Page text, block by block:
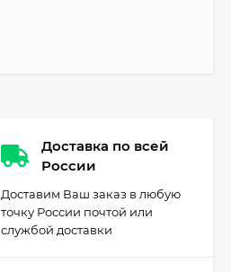
Доставка по всей
России
Доставим Ваш заказ в любую
точку России почтой или
службой доставки